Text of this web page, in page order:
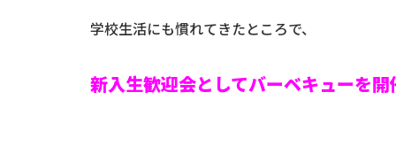
学校生活にも慣れてきたところで、
新入生歓迎会としてバーベキューを開